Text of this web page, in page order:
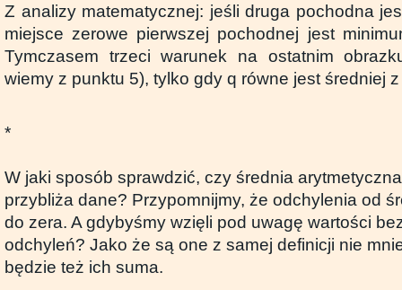
Z analizy matematycznej: jeśli druga pochodna
miejsce zerowe pierwszej pochodnej jest
Tymczasem trzeci warunek na ostatnim
wiemy z punktu 5), tylko gdy q równe jest średniej
*
W jaki sposób sprawdzić, czy średnia
przybliża dane? Przypomnijmy, że odchylenia od
do zera. A gdybyśmy wzięli pod uwagę wartości
odchyleń? Jako że są one z samej definicji nie
będzie też ich suma.